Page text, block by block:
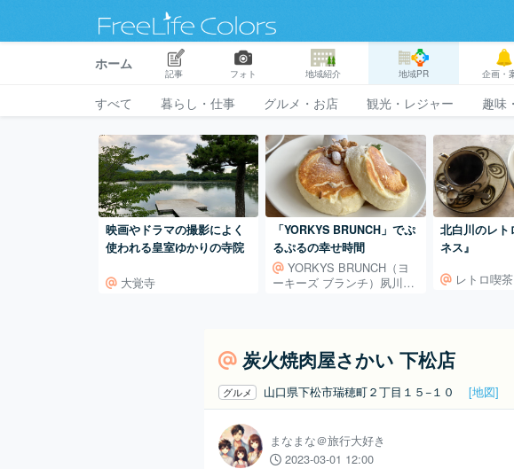
ホーム
記事 フォト 地域紹介 地域PR 企画・
すべて 暮らし・仕事 グルメ・お店 観光・レジャー 趣味
映画やドラマの撮影によく
使われる皇室ゆかりの寺院
大覚寺
「YORKYS BRUNCH」でぷ
るぷるの幸せ時間
YORKYS BRUNCH（ヨ
ーキーズ ブランチ）夙川本
北白川のレト
ネス』
レトロ喫
炭火焼肉屋さかい 下松店
グルメ 山口県下松市瑞穂町２丁目１５−１０ [地図]
まなまな＠旅行大好き
2023-03-01 12:00